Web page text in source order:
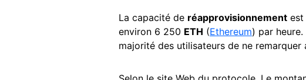
La capacité de réapprovisionnement est
environ 6 250 ETH (Ethereum) par
majorité des utilisateurs de ne remarquer